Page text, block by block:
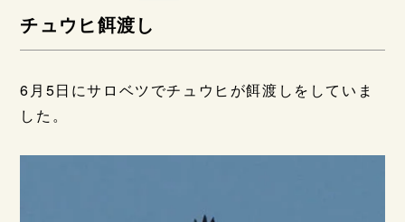
チュウヒ餌渡し
6月5日にサロベツでチュウヒが餌渡しをしていま
した。